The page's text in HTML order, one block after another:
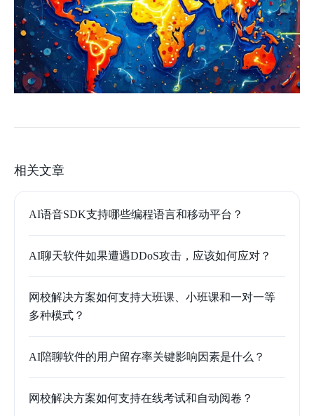
相关文章
AI语音SDK支持哪些编程语言和移动平台？
AI聊天软件如果遭遇DDoS攻击，应该如何应对？
网校解决方案如何支持大班课、小班课和一对一等
多种模式？
AI陪聊软件的用户留存率关键影响因素是什么？
网校解决方案如何支持在线考试和自动阅卷？